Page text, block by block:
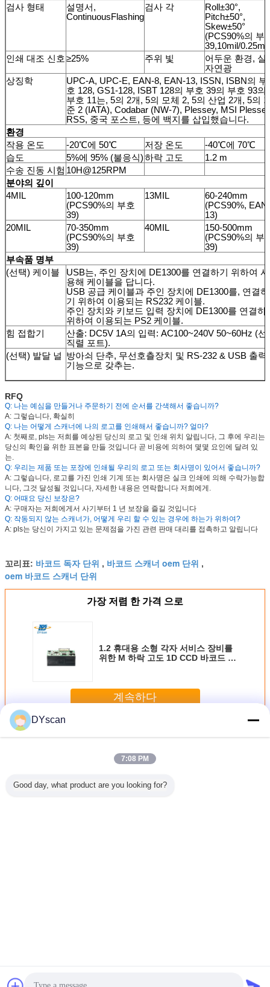
검사 형태
설명서,
ContinuousFlashing
검사 각
Roll±30°,
Pitch±50°,
Skew±50°
(PCS90%의 부
39,10mil/
인쇄 대조 신호 ≥25% 주위 빛
어두운 환경, 실
자연광
상징학
UPC-A, UPC-E, EAN-8, EAN-13, ISSN, ISBN의 부
호 128, GS1-128, ISBT 128의 부호 39의 부호 93의
부호 11는, 5의 2개, 5의 모체 2, 5의 산업 2개, 5의
준 2 (IATA), Codabar (NW-7), Plessey, MSI
RSS, 중국 포스트, 등에 백지를 삽입했습니다.
환경
작용 온도
-20℃에 50℃ 저장 온도
-40℃에 70℃
습도
5%에 95% (불응식)하락 고도
1.2 m
수송 진동 시험 10H@125RPM
분야의 깊이
4MIL
100-120mm
(PCS90%의 부호
39)
13MIL
60-240mm
(PCS90%, EAN-
13)
20MIL
70-350mm
(PCS90%의 부호
39)
40MIL
150-500mm
(PCS90%의 부
39)
부속품 명부
(선택) 케이블
USB는, 주인 장치에 DE1300를 연결하기 위하여 사
용해 케이블을 답니다.
USB 공급 케이블과 주인 장치에 DE1300를, 연결하
기 위하여 이용되는 RS232 케이블.
주인 장치와 키보드 입력 장치에 DE1300를 연결하
위하여 이용되는 PS2 케이블.
힘 접합기
산출: DC5V 1A의 입력: AC100~240V 50~60Hz (선
직렬 포트).
(선택) 발달 널 방아쇠 단추, 무선호츨장치 및 RS-232 & USB 출력
기능으로 갖추는.
RFQ
Q: 나는 예심을 만들거나 주문하기 전에 순서를 간색해서 좋습니까?
A: 그렇습니다, 확실히
Q: 나는 어떻게 스캐너에 나의 로고를 인쇄해서 좋습니까? 얼마?
A: 첫째로, pls는 저희를 예상된 당신의 로고 및 인쇄 위치 알립니다, 그 후에 우리는
당신의 확인을 위한 표본을 만들 것입니다 곧 비용에 의하여 몇몇 요인에 달려 있
는.
Q: 우리는 제품 또는 포장에 인쇄될 우리의 로고 또는 회사명이 있어서 좋습니까?
A: 그렇습니다, 로고를 가진 인쇄 기계 또는 회사명은 실크 인쇄에 의해 수락가능합
니다, 그것 달성될 것입니다, 자세한 내용은 연락합니다 저희에게.
Q: 어때요 당신 보장은?
A: 구매자는 저희에게서 사기부터 1 년 보장을 즐길 것입니다
Q: 작동되지 않는 스캐너가, 어떻게 우리 할 수 있는 경우에 하는가 위하여?
A: pls는 당신이 가지고 있는 문제점을 가진 관련 판매 대리를 접촉하고 알립니다
꼬리표: 바코드 독자 단위 , 바코드 스캐너 oem 단위 ,
oem 바코드 스캐너 단위
가장 저렴 한 가격 으로
1.2 휴대용 소형 각자 서비스 장비를
위한 M 하락 고도 1D CCD 바코드 검
계속하다
더 많은 것
DYscan
7:08 PM
Good day, what product are you looking for?